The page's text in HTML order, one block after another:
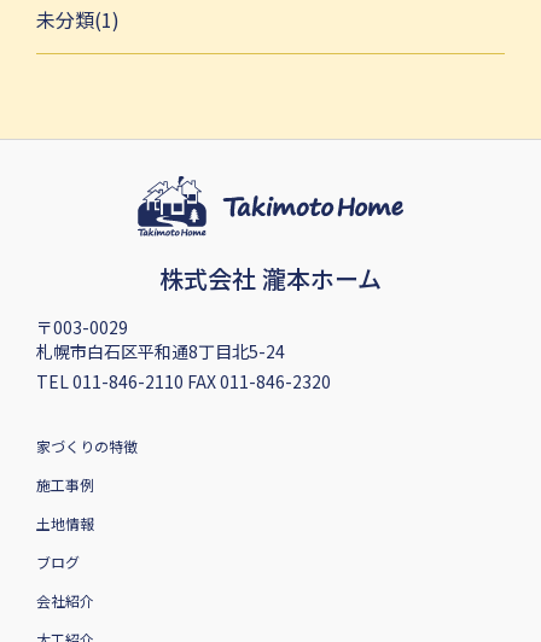
未分類(1)
株式会社 瀧本ホーム
〒003-0029
札幌市白石区平和通8丁目北5-24
TEL 011-846-2110 FAX 011-846-2320
家づくりの特徴
施工事例
土地情報
ブログ
会社紹介